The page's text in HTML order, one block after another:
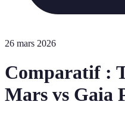
26 mars 2026
Comparatif :
Mars vs Gaia